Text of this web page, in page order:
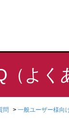
（よく
問 > 一般ユーザー様向